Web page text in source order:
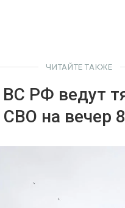
ЧИТАЙТЕ ТАКЖЕ
РФ ведут
на вечер 8